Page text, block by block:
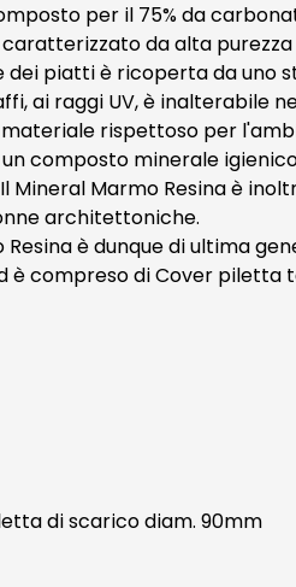
per il 75% da
da alta
piatti è ricoperta da uno
ai raggi UV, è inalterabile
rispettoso per
composto minerale
Marmo Resina è
architettoniche.
è dunque di ultima
è compreso di Cover piletta
di scarico diam. 90mm